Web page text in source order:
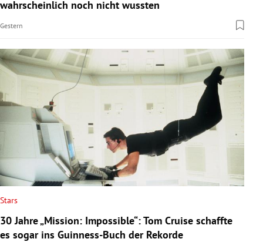
wahrscheinlich noch nicht wussten
Gestern
Stars
30 Jahre „Mission: Impossible“: Tom Cruise schaffte
es sogar ins Guinness-Buch der Rekorde